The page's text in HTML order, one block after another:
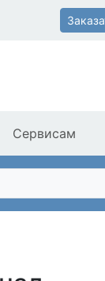
Сервисам